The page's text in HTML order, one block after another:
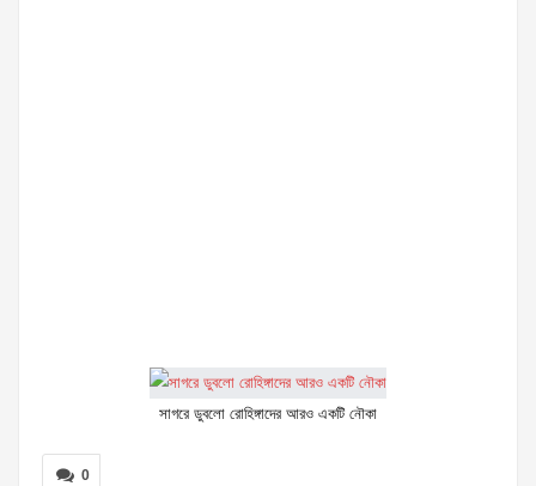
সাগরে ডুবলো রোহিঙ্গাদের আরও একটি নৌকা
0